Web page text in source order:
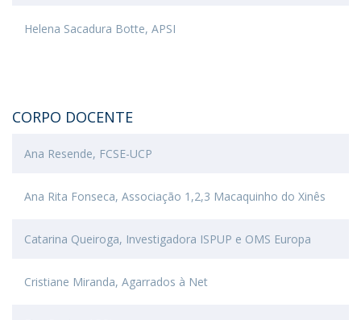
Helena Sacadura Botte, APSI
CORPO DOCENTE
Ana Resende, FCSE-UCP
Ana Rita Fonseca, Associação 1,2,3 Macaquinho do Xinês
Catarina Queiroga, Investigadora ISPUP e OMS Europa
Cristiane Miranda, Agarrados à Net